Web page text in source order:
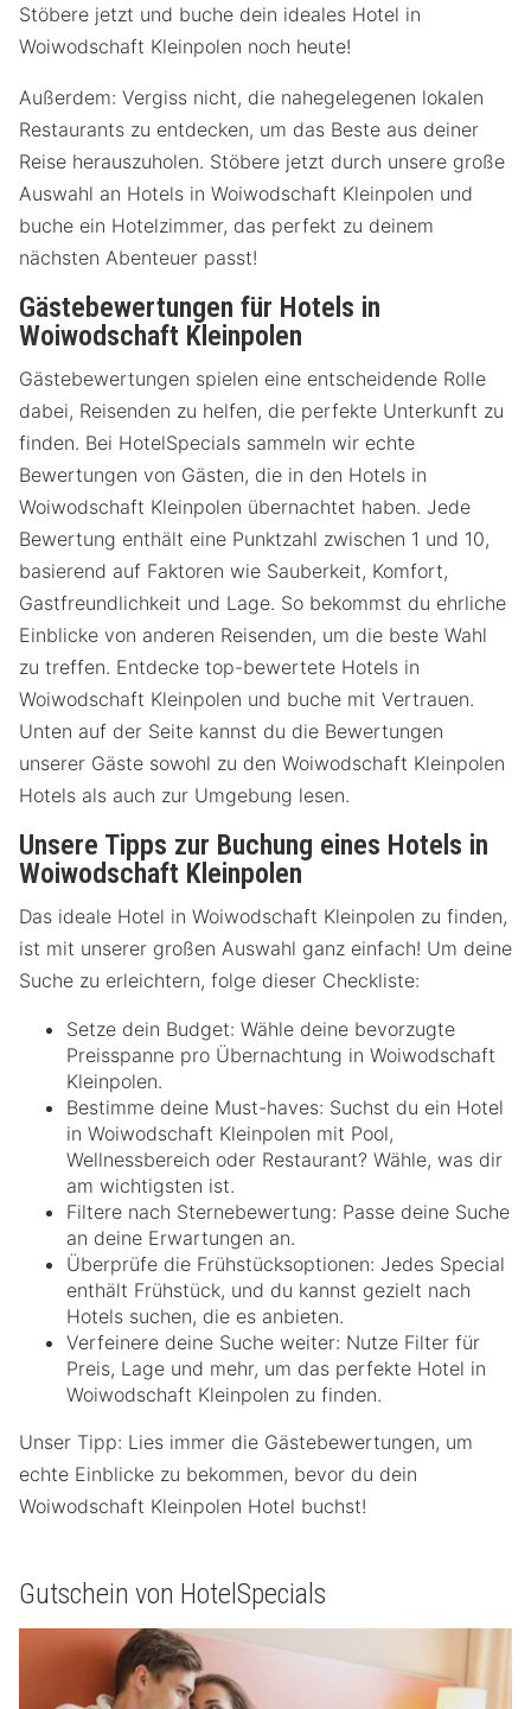
Stöbere jetzt und buche dein ideales Hotel in
Woiwodschaft Kleinpolen noch heute!
Außerdem: Vergiss nicht, die nahegelegenen lokalen
Restaurants zu entdecken, um das Beste aus deiner
Reise herauszuholen. Stöbere jetzt durch unsere große
Auswahl an Hotels in Woiwodschaft Kleinpolen und
buche ein Hotelzimmer, das perfekt zu deinem
nächsten Abenteuer passt!
Gästebewertungen für Hotels in
Woiwodschaft Kleinpolen
Gästebewertungen spielen eine entscheidende Rolle
dabei, Reisenden zu helfen, die perfekte Unterkunft zu
finden. Bei HotelSpecials sammeln wir echte
Bewertungen von Gästen, die in den Hotels in
Woiwodschaft Kleinpolen übernachtet haben. Jede
Bewertung enthält eine Punktzahl zwischen 1 und 10,
basierend auf Faktoren wie Sauberkeit, Komfort,
Gastfreundlichkeit und Lage. So bekommst du ehrliche
Einblicke von anderen Reisenden, um die beste Wahl
zu treffen. Entdecke top-bewertete Hotels in
Woiwodschaft Kleinpolen und buche mit Vertrauen.
Unten auf der Seite kannst du die Bewertungen
unserer Gäste sowohl zu den Woiwodschaft Kleinpolen
Hotels als auch zur Umgebung lesen.
Unsere Tipps zur Buchung eines Hotels in
Woiwodschaft Kleinpolen
Das ideale Hotel in Woiwodschaft Kleinpolen zu finden,
ist mit unserer großen Auswahl ganz einfach! Um deine
Suche zu erleichtern, folge dieser Checkliste:
Setze dein Budget: Wähle deine bevorzugte
Preisspanne pro Übernachtung in Woiwodschaft
Kleinpolen.
Bestimme deine Must-haves: Suchst du ein Hotel
in Woiwodschaft Kleinpolen mit Pool,
Wellnessbereich oder Restaurant? Wähle, was dir
am wichtigsten ist.
Filtere nach Sternebewertung: Passe deine Suche
an deine Erwartungen an.
Überprüfe die Frühstücksoptionen: Jedes Special
enthält Frühstück, und du kannst gezielt nach
Hotels suchen, die es anbieten.
Verfeinere deine Suche weiter: Nutze Filter für
Preis, Lage und mehr, um das perfekte Hotel in
Woiwodschaft Kleinpolen zu finden.
Unser Tipp: Lies immer die Gästebewertungen, um
echte Einblicke zu bekommen, bevor du dein
Woiwodschaft Kleinpolen Hotel buchst!
Gutschein von HotelSpecials